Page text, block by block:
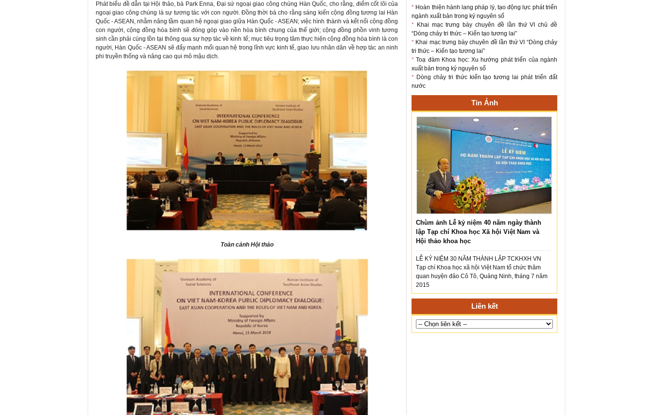
Phát biểu đề dẫn tại Hội thảo, bà Park Enna, Đại sứ ngoại giao công chúng Hàn Quốc, cho rằng, điểm cốt lõi của
ngoại giao công chúng là sự tương tác với con người. Đồng thời bà cho rằng sáng kiến cộng đồng tương lai Hàn
Quốc - ASEAN, nhằm nâng tầm quan hệ ngoại giao giữa Hàn Quốc - ASEAN; việc hình thành và kết nối cộng đồng
con người, cộng đồng hòa bình sẽ đóng góp vào nền hòa bình chung của thế giới; cộng đồng phồn vinh tương
sinh cần phải cùng tồn tại thông qua sự hợp tác về kinh tế; mục tiêu trọng tâm thực hiện cộng đồng hòa bình là con
người, Hàn Quốc - ASEAN sẽ đẩy mạnh mối quan hệ trong lĩnh vực kinh tế, giao lưu nhân dân về hợp tác an ninh
phi truyền thống và nâng cao qui mô mậu dịch.
Toàn cảnh Hội thảo
* Hoàn thiện hành lang pháp lý, tạo động lực phát triển
ngành xuất bản trong kỷ nguyên số
* Khai mạc trưng bày chuyên đề lần thứ VI chủ đề
“Dòng chảy tri thức – Kiến tạo tương lai”
* Khai mạc trưng bày chuyên đề lần thứ VI “Dòng chảy
tri thức – Kiến tạo tương lai”
*Toạ đàm Khoa học: Xu hướng phát triển của ngành
xuất bản trong kỷ nguyên số
* Dòng chảy tri thức kiến tạo tương lai phát triển đất
nước
Tin Ảnh
Chùm ảnh Lễ kỷ niệm 40 năm ngày thành
lập Tạp chí Khoa học Xã hội Việt Nam và
Hội thảo khoa học
LỄ KỶ NIỆM 30 NĂM THÀNH LẬP TCKHXH VN
Tạp chí Khoa học xã hội Việt Nam tổ chức thăm
quan huyện đảo Cô Tô, Quảng Ninh, tháng 7 năm
2015
Liên kết